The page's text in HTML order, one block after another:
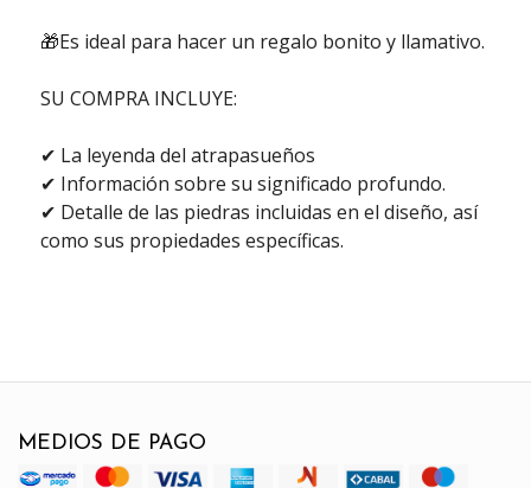
🎁Es ideal para hacer un regalo bonito y llamativo.
SU COMPRA INCLUYE:
✔ La leyenda del atrapasueños
✔ Información sobre su significado profundo.
✔ Detalle de las piedras incluidas en el diseño, así
como sus propiedades específicas.
MEDIOS DE PAGO